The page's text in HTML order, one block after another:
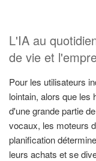
L'IA au
de vie et
Pour les utilisateurs
lointain, alors que les
d'une grande partie
vocaux, les moteurs
planification
leurs achats et se